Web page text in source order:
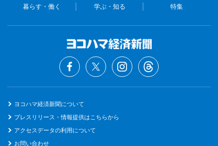
暮らす・働く 学ぶ・知る 特集
ヨコハマ経済新聞について
プレスリリース・情報提供はこちらから
アクセスデータの利用について
お問い合わせ